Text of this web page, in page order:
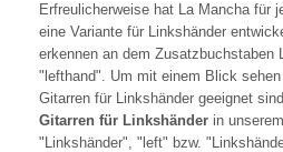
Erfreulicherweise hat La Mancha für
eine Variante für Linkshänder
erkennen an dem Zusatzbuchstaben
"lefthand". Um mit einem Blick
Gitarren für Linkshänder geeignet
Gitarren für Linkshänderin
"Linkshänder", "left" bzw.